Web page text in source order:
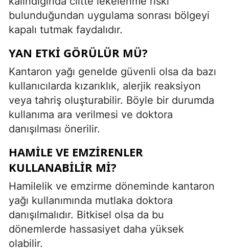
bulunduğundan uygulama sonrası bölgeyi
kapalı tutmak faydalıdır.
YAN ETKI GÖRÜLÜR MÜ?
Kantaron yağı genelde güvenli olsa da bazı
kullanıcılarda kızarıklık, alerjik reaksiyon
veya tahriş oluşturabilir. Böyle bir durumda
kullanıma ara verilmesi ve doktora
danışılması önerilir.
HAMILE VE EMZIRENLER
KULLANABILIR MI?
Hamilelik ve emzirme döneminde kantaron
yağı kullanımında mutlaka doktora
danışılmalıdır. Bitkisel olsa da bu
dönemlerde hassasiyet daha yüksek
olabilir.